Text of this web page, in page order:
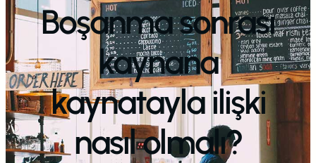
Boşanma sonrası
kaynana
kaynatayla ilişki
nasıl olmalı?